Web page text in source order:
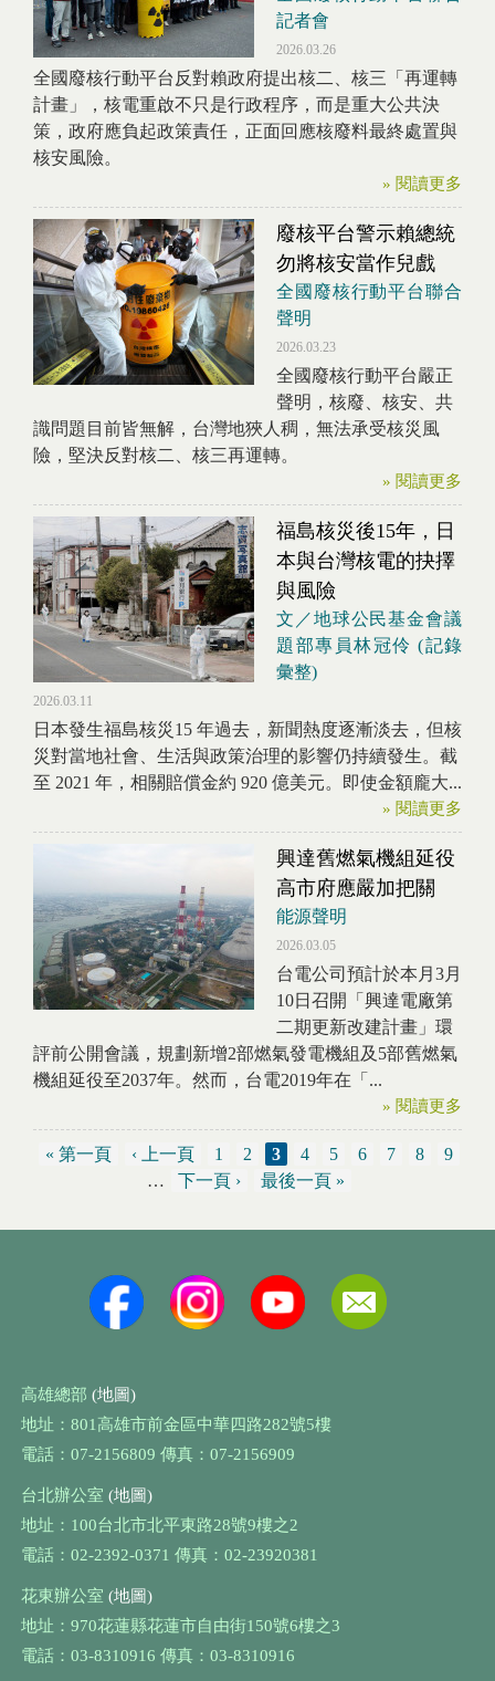
記者會
2026.03.26
全國廢核行動平台反對賴政府提出核二、核三「再運轉
計畫」，核電重啟不只是行政程序，而是重大公共決
策，政府應負起政策責任，正面回應核廢料最終處置與
核安風險。
» 閱讀更多
廢核平台警示賴總統
勿將核安當作兒戲
全國廢核行動平台聯合
聲明
2026.03.23
全國廢核行動平台嚴正
聲明，核廢、核安、共
識問題目前皆無解，台灣地狹人稠，無法承受核災風
險，堅決反對核二、核三再運轉。
» 閱讀更多
福島核災後15年，日
本與台灣核電的抉擇
與風險
文／地球公民基金會議
題部專員林冠伶 (記錄
彙整)
2026.03.11
日本發生福島核災15 年過去，新聞熱度逐漸淡去，但核
災對當地社會、生活與政策治理的影響仍持續發生。截
至 2021 年，相關賠償金約 920 億美元。即使金額龐大...
» 閱讀更多
興達舊燃氣機組延役
高市府應嚴加把關
能源聲明
2026.03.05
台電公司預計於本月3月
10日召開「興達電廠第
二期更新改建計畫」環
評前公開會議，規劃新增2部燃氣發電機組及5部舊燃氣
機組延役至2037年。然而，台電2019年在「...
» 閱讀更多
頁面
« 第一頁 ‹ 上一頁 1 2 3 4 5 6 7 8
9
…
下一頁 › 最後一頁 »
高雄總部 (地圖)
地址：801高雄市前金區中華四路282號5樓
電話：07-2156809 傳真：07-2156909
台北辦公室 (地圖)
地址：100台北市北平東路28號9樓之2
電話：02-2392-0371 傳真：02-23920381
花東辦公室 (地圖)
地址：970花蓮縣花蓮市自由街150號6樓之3
電話：03-8310916 傳真：03-8310916